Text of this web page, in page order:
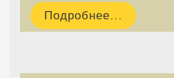
Подробнее...